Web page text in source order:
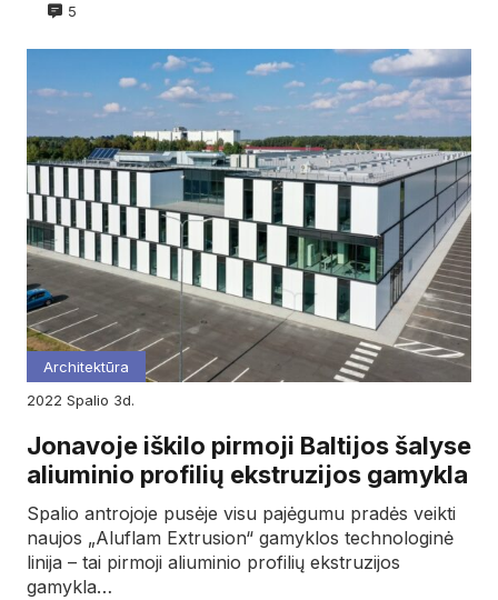
5
Architektūra
2022
spalio 3d.
Jonavoje iškilo pirmoji Baltijos šalyse
aliuminio profilių ekstruzijos gamykla
Spalio antrojoje pusėje visu pajėgumu pradės veikti
naujos „Aluflam Extrusion“ gamyklos technologinė
linija – tai pirmoji aliuminio profilių ekstruzijos
gamykla…